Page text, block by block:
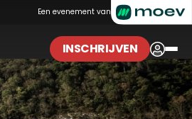
Een evenement van
INSCHRIJVEN